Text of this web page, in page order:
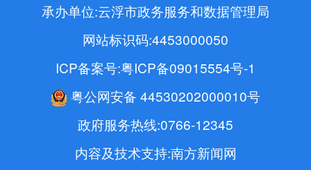
承办单位:云浮市政务服务和数据管理局
网站标识码:4453000050
ICP备案号:粤ICP备09015554号-1
粤公网安备 44530202000010号
政府服务热线:0766-12345
内容及技术支持:南方新闻网